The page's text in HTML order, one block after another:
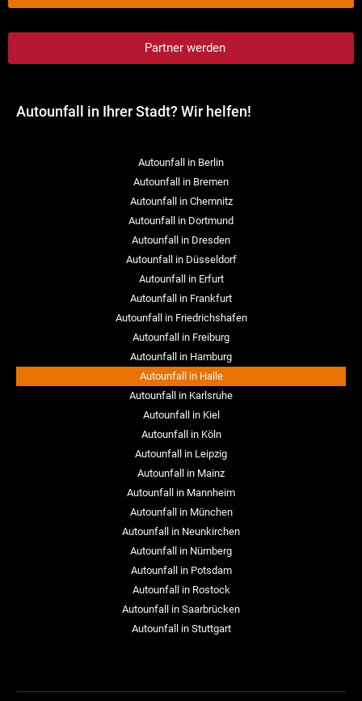
Partner werden
Autounfall in Ihrer Stadt? Wir helfen!
Autounfall in Berlin
Autounfall in Bremen
Autounfall in Chemnitz
Autounfall in Dortmund
Autounfall in Dresden
Autounfall in Düsseldorf
Autounfall in Erfurt
Autounfall in Frankfurt
Autounfall in Friedrichshafen
Autounfall in Freiburg
Autounfall in Hamburg
Autounfall in Halle
Autounfall in Karlsruhe
Autounfall in Kiel
Autounfall in Köln
Autounfall in Leipzig
Autounfall in Mainz
Autounfall in Mannheim
Autounfall in München
Autounfall in Neunkirchen
Autounfall in Nürnberg
Autounfall in Potsdam
Autounfall in Rostock
Autounfall in Saarbrücken
Autounfall in Stuttgart